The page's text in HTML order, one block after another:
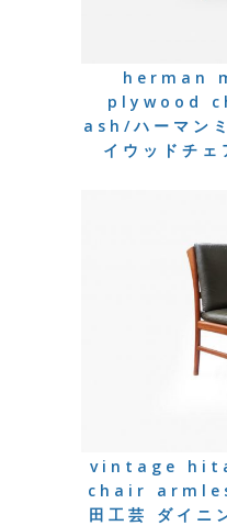
herman
plywood
ash/ハーマン
イウッドチ
vintage
chair
田工芸 ダイニ